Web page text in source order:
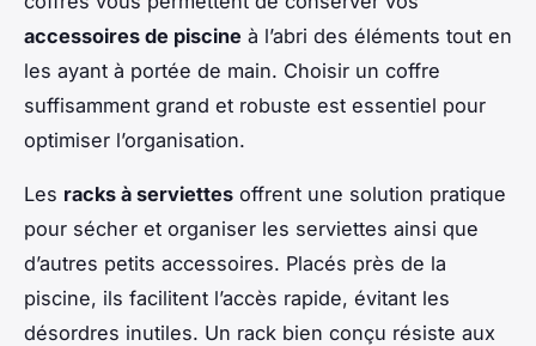
accessoires de piscine à l’abri des éléments tout en
les ayant à portée de main. Choisir un coffre
suffisamment grand et robuste est essentiel pour
optimiser l’organisation.
Les racks à serviettes offrent une solution pratique
pour sécher et organiser les serviettes ainsi que
d’autres petits accessoires. Placés près de la
piscine, ils facilitent l’accès rapide, évitant les
désordres inutiles. Un rack bien conçu résiste aux